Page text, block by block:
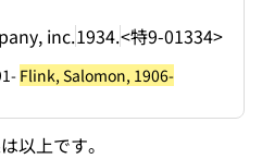
inc.1934.<特9-01334>
Flink, Salomon, 1906-
以上です。